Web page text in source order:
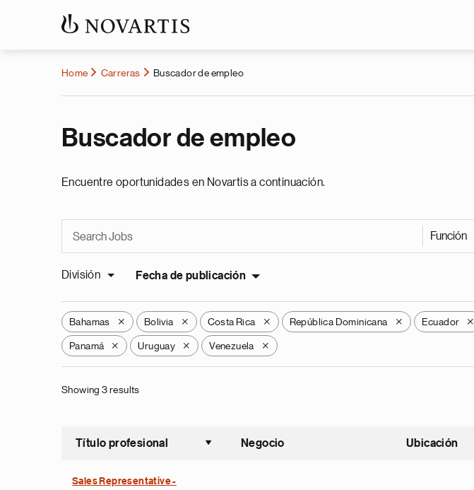
Home Carreras Buscador de empleo
Buscador de empleo
Encuentre oportunidades en Novartis a continuación.
Función
División Fecha de publicación
Bahamas X Bolivia X Costa Rica X República Dominicana X Ecuador X
Panamá X Uruguay X Venezuela X
Showing 3 results
Título profesional
Ordenar ascendente
Negocio Ubicación
Sales Representative -